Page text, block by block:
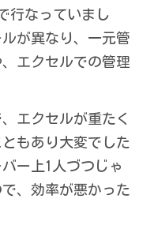
行なっていまし
が異なり、一元管
エクセルでの管理
エクセルが重たく
もあり大変でした
ー上1人づつじゃ
、効率が悪かった